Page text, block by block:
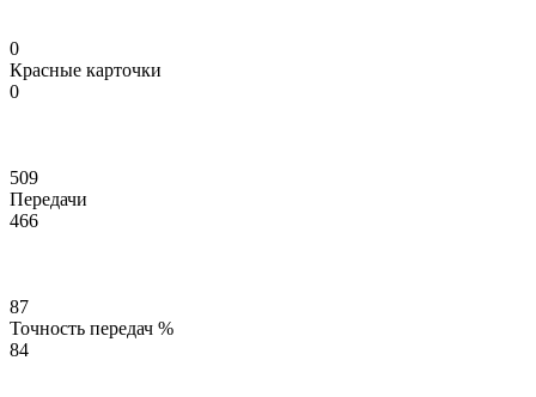
0
Красные карточки
0
509
Передачи
466
87
Точность передач %
84